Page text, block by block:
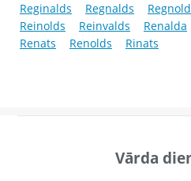
Reginalds
Regnalds
Reinolds
Reinvalds Renalda
Renats
Renolds Rinats
Vārda